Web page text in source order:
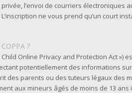
l’envoi de courriers électroniques
L’inscription ne vous prend qu’un court
?
Child Online Privacy and Protection Act
potentiellement des informations
des parents ou des tuteurs légaux des
aux mineurs âgés de moins de 13